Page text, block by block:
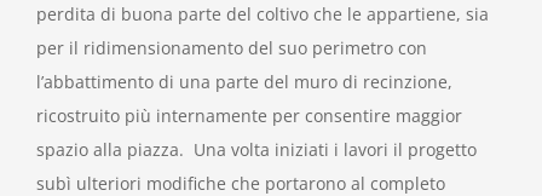
perdita di buona parte del coltivo che le appartiene, sia
per il ridimensionamento del suo perimetro con
l’abbattimento di una parte del muro di recinzione,
ricostruito più internamente per consentire maggior
spazio alla piazza. Una volta iniziati i lavori il progetto
subì ulteriori modifiche che portarono al completo